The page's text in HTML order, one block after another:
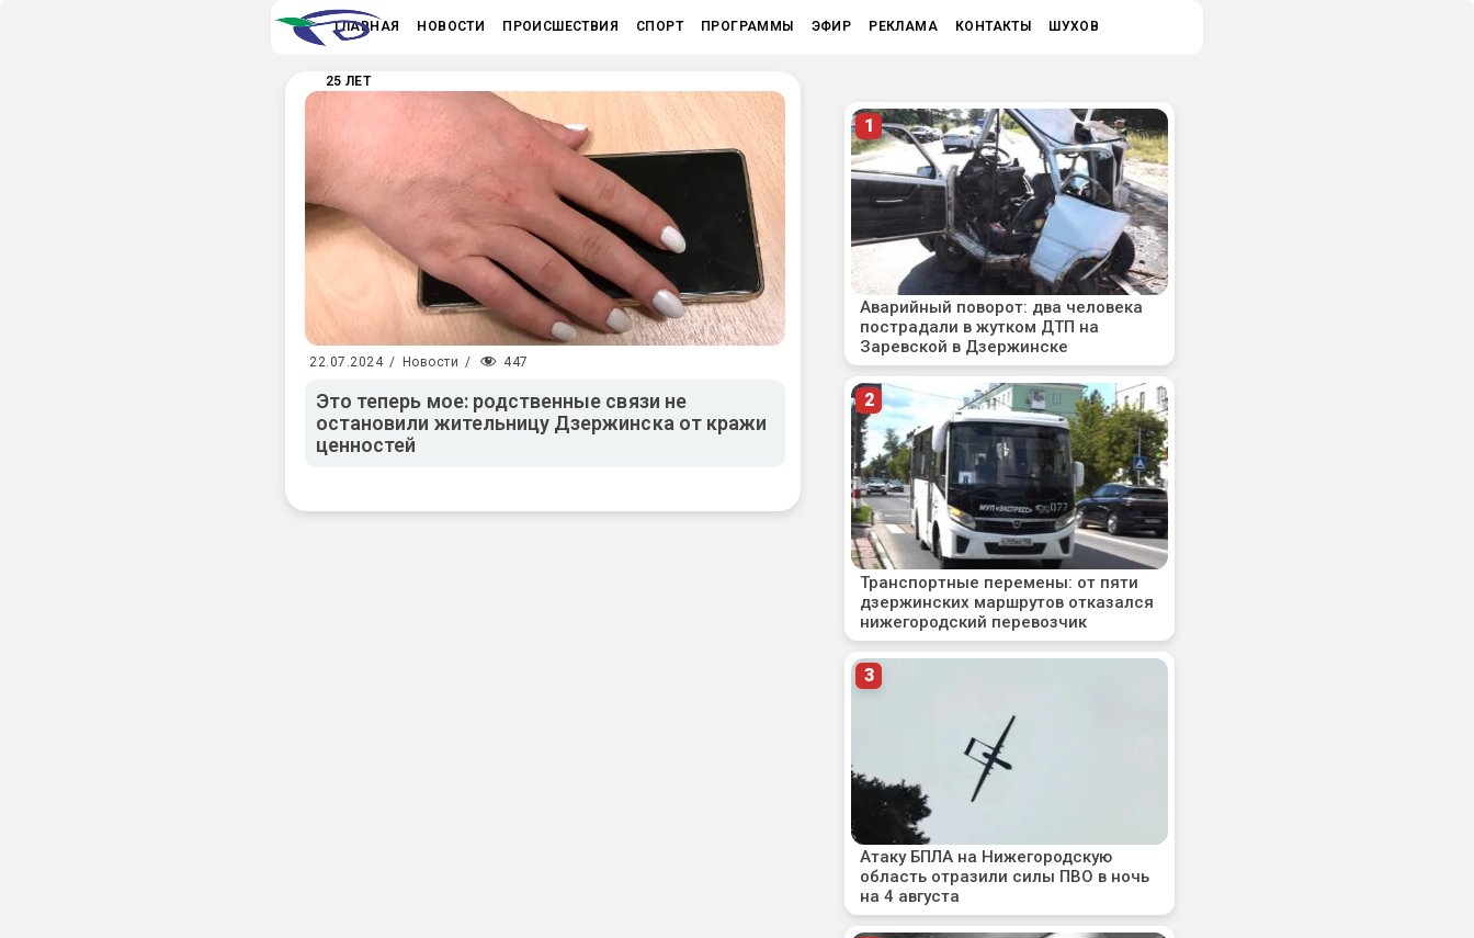
ГЛАВНАЯ НОВОСТИ ПРОИСШЕСТВИЯ СПОРТ ПРОГРАММЫ ЭФИР РЕКЛАМА КОНТАКТЫ ШУХОВ
25 ЛЕТ
22.07.2024 / Новости / 447
Это теперь мое: родственные связи не
остановили жительницу Дзержинска от кражи
ценностей